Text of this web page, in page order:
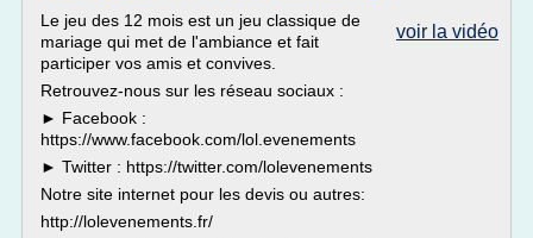
voir la vidéo
Le jeu des 12 mois est un jeu classique de
mariage qui met de l'ambiance et fait
participer vos amis et convives.
Retrouvez-nous sur les réseau sociaux :
► Facebook :
https://www.facebook.com/lol.evenements
► Twitter : https://twitter.com/lolevenements
Notre site internet pour les devis ou autres:
http://lolevenements.fr/